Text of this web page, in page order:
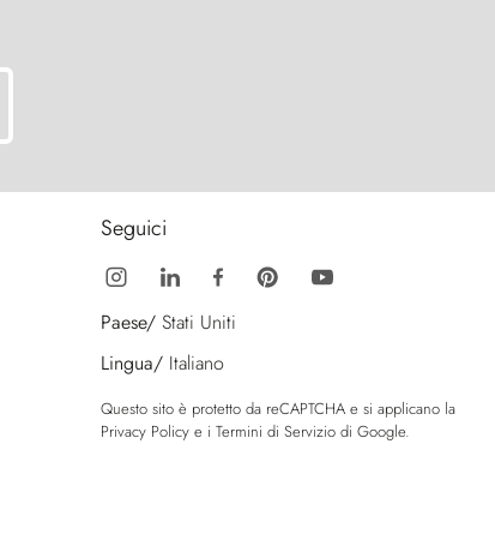
Seguici
Paese/ Stati Uniti
Lingua/ Italiano
Questo sito è protetto da reCAPTCHA e si applicano la
Privacy Policy e i Termini di Servizio di Google.